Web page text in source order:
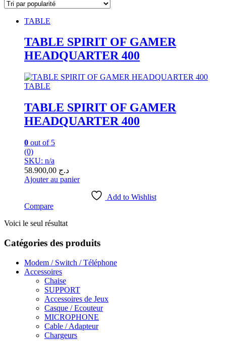
TABLE
TABLE SPIRIT OF GAMER
HEADQUARTER 400
TABLE
TABLE SPIRIT OF GAMER
HEADQUARTER 400
0 out of 5
(0)
SKU: n/a
د.ج
Ajouter au panier
Add to Wishlist
Compare
Voici le seul résultat
Catégories des produits
Modem / Switch / Téléphone
Accessoires
Chaise
SUPPORT
Accessoires de Jeux
Casque / Ecouteur
MICROPHONE
Cable / Adapteur
Chargeurs